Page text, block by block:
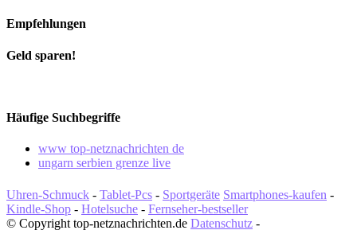
Empfehlungen
Geld sparen!
Häufige Suchbegriffe
www top-netznachrichten de
ungarn serbien grenze live
Uhren-Schmuck - Tablet-Pcs - Sportgeräte Smartphones-kaufen -
Kindle-Shop - Hotelsuche - Fernseher-bestseller
© Copyright top-netznachrichten.de Datenschutz -